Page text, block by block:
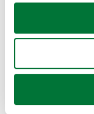
Si lo permite,
Recopilar
Identificar su
para buscar
Obtenga más
Coches de
Coches de km0